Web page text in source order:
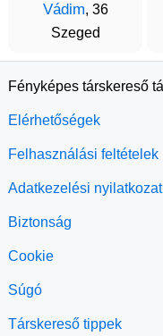
Vádim, 36
Szeged
Fényképes társkereső
Elérhetőségek
Felhasználási feltételek
Adatkezelési nyilatkozat
Biztonság
Cookie
Súgó
Társkereső tippek